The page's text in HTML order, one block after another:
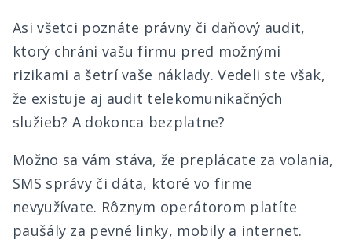
Asi všetci poznáte právny či daňový audit,
ktorý chráni vašu firmu pred možnými
rizikami a šetrí vaše náklady. Vedeli ste však,
že existuje aj audit telekomunikačných
služieb? A dokonca bezplatne?
Možno sa vám stáva, že preplácate za volania,
SMS správy či dáta, ktoré vo firme
nevyužívate. Rôznym operátorom platíte
paušály za pevné linky, mobily a internet.